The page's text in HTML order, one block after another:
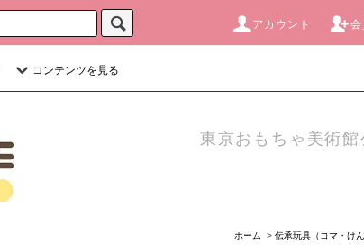
アカウント 会
コンテンツを見る
東京おもちゃ美術
ホーム > 伝承玩具（コマ・けん